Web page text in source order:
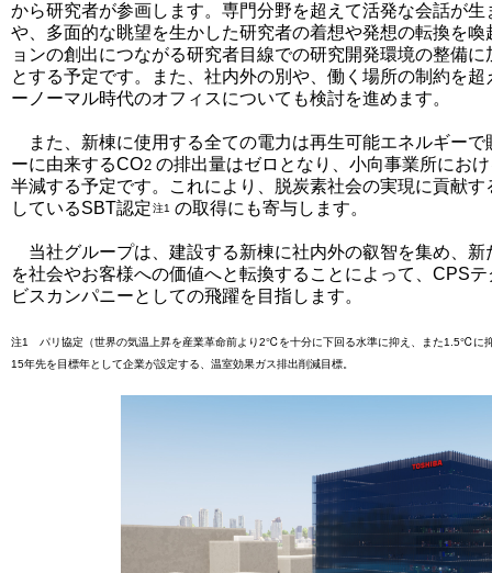
から研究者が参画します。専門分野を超えて活発な会話が
や、多面的な眺望を生かした研究者の着想や発想の転換を
ョンの創出につながる研究者目線での研究開発環境の整備
とする予定です。また、社内外の別や、働く場所の制約を
ーノーマル時代のオフィスについても検討を進めます。
また、新棟に使用する全ての電力は再生可能エネルギー
ーに由来するCO2 の排出量はゼロとなり、小向事業所にお
半減する予定です。これにより、脱炭素社会の実現に貢献
しているSBT認定 注1 の取得にも寄与します。
当社グループは、建設する新棟に社内外の叡智を集め、
を社会やお客様への価値へと転換することによって、CPS
ビスカンパニーとしての飛躍を目指します。
注1 パリ協定（世界の気温上昇を産業革命前より2℃を十分に下回る水準に抑え、また1.5℃に
15年先を目標年として企業が設定する、温室効果ガス排出削減目標。